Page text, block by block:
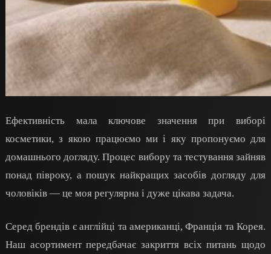
Ефективність мала ключове значення при виборі
косметики,з якою працюємо ми і яку пропонуємо для
домашнього догляду. Процес вибору та тестування зайняв
понад півроку, а пошук найкращих засобів догляду для
чоловіків — це моя регулярна і дуже цікава задача.
Серед брендів єанглійці та американці, Франція та Корея.
Наш асортимент передбачає закриття всіх питань щодо